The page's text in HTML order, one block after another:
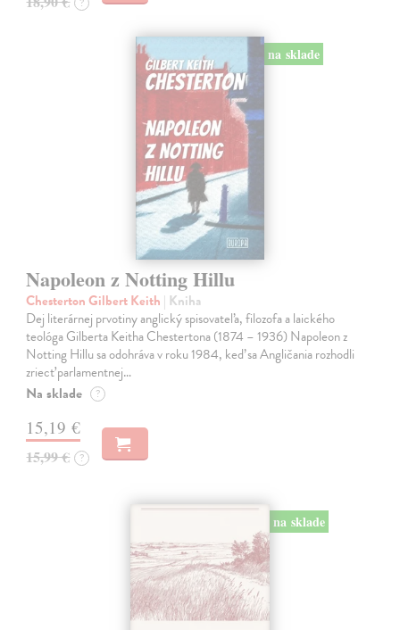
na sklade
Napoleon z Notting Hillu
Chesterton Gilbert Keith | Kniha
Dej literárnej prvotiny anglický spisovateľa, filozofa a laického
teológa Gilberta Keitha Chestertona (1874 – 1936) Napoleon z
Notting Hillu sa odohráva v roku 1984, keď sa Angličania rozhodli
zriecť parlamentnej…
Na sklade ?
15,19 €
15,99 € ?
na sklade